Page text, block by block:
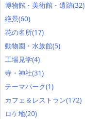
博物館・美術館・遺跡(32)
絶景(60)
花の名所(17)
動物園・水族館(5)
工場見学(4)
寺・神社(31)
テーマパーク(1)
カフェ＆レストラン(172)
ロケ地(20)